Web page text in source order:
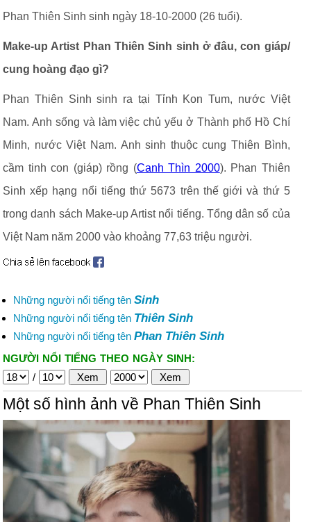
Phan Thiên Sinh sinh ngày 18-10-2000 (26 tuổi).
Make-up Artist Phan Thiên Sinh sinh ở đâu, con giáp/
cung hoàng đạo gì?
Phan Thiên Sinh sinh ra tại Tỉnh Kon Tum, nước Việt
Nam. Anh sống và làm việc chủ yếu ở Thành phố Hồ Chí
Minh, nước Việt Nam. Anh sinh thuộc cung Thiên Bình,
cầm tinh con (giáp) rồng (Canh Thìn 2000). Phan Thiên
Sinh xếp hạng nổi tiếng thứ 5673 trên thế giới và thứ 5
trong danh sách Make-up Artist nổi tiếng. Tổng dân số của
Việt Nam năm 2000 vào khoảng 77,63 triệu người.
Những người nổi tiếng tên Sinh
Những người nổi tiếng tên Thiên Sinh
Những người nổi tiếng tên Phan Thiên Sinh
NGƯỜI NỔI TIẾNG THEO NGÀY SINH:
/
Một số hình ảnh về Phan Thiên Sinh